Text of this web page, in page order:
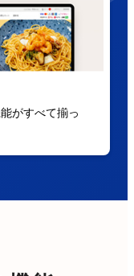
がすべて揃っ